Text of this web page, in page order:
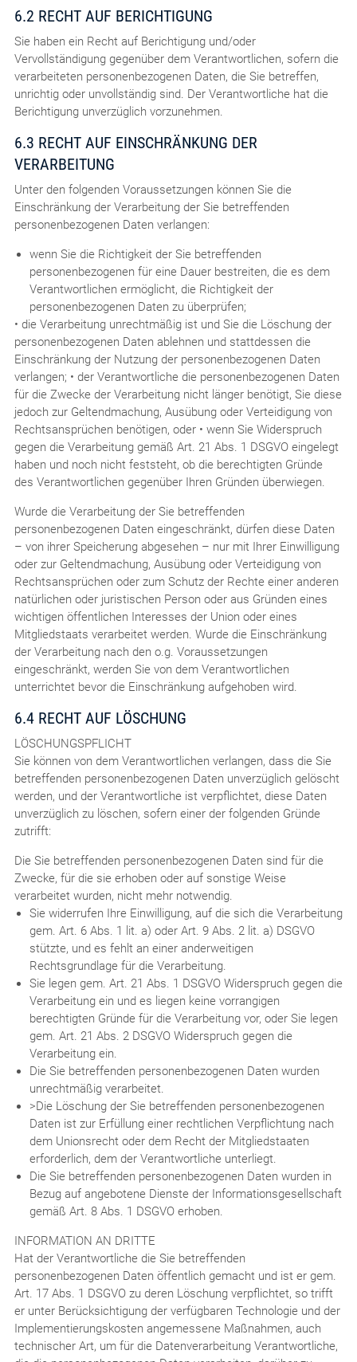
6.2 RECHT AUF BERICHTIGUNG
Sie haben ein Recht auf Berichtigung und/oder
Vervollständigung gegenüber dem Verantwortlichen, sofern die
verarbeiteten personenbezogenen Daten, die Sie betreffen,
unrichtig oder unvollständig sind. Der Verantwortliche hat die
Berichtigung unverzüglich vorzunehmen.
6.3 RECHT AUF EINSCHRÄNKUNG DER
VERARBEITUNG
Unter den folgenden Voraussetzungen können Sie die
Einschränkung der Verarbeitung der Sie betreffenden
personenbezogenen Daten verlangen:
wenn Sie die Richtigkeit der Sie betreffenden
personenbezogenen für eine Dauer bestreiten, die es dem
Verantwortlichen ermöglicht, die Richtigkeit der
personenbezogenen Daten zu überprüfen;
• die Verarbeitung unrechtmäßig ist und Sie die Löschung der
personenbezogenen Daten ablehnen und stattdessen die
Einschränkung der Nutzung der personenbezogenen Daten
verlangen; • der Verantwortliche die personenbezogenen Daten
für die Zwecke der Verarbeitung nicht länger benötigt, Sie diese
jedoch zur Geltendmachung, Ausübung oder Verteidigung von
Rechtsansprüchen benötigen, oder • wenn Sie Widerspruch
gegen die Verarbeitung gemäß Art. 21 Abs. 1 DSGVO eingelegt
haben und noch nicht feststeht, ob die berechtigten Gründe
des Verantwortlichen gegenüber Ihren Gründen überwiegen.
Wurde die Verarbeitung der Sie betreffenden
personenbezogenen Daten eingeschränkt, dürfen diese Daten
– von ihrer Speicherung abgesehen – nur mit Ihrer Einwilligung
oder zur Geltendmachung, Ausübung oder Verteidigung von
Rechtsansprüchen oder zum Schutz der Rechte einer anderen
natürlichen oder juristischen Person oder aus Gründen eines
wichtigen öffentlichen Interesses der Union oder eines
Mitgliedstaats verarbeitet werden. Wurde die Einschränkung
der Verarbeitung nach den o.g. Voraussetzungen
eingeschränkt, werden Sie von dem Verantwortlichen
unterrichtet bevor die Einschränkung aufgehoben wird.
6.4 RECHT AUF LÖSCHUNG
LÖSCHUNGSPFLICHT
Sie können von dem Verantwortlichen verlangen, dass die Sie
betreffenden personenbezogenen Daten unverzüglich gelöscht
werden, und der Verantwortliche ist verpflichtet, diese Daten
unverzüglich zu löschen, sofern einer der folgenden Gründe
zutrifft:
Die Sie betreffenden personenbezogenen Daten sind für die
Zwecke, für die sie erhoben oder auf sonstige Weise
verarbeitet wurden, nicht mehr notwendig.
Sie widerrufen Ihre Einwilligung, auf die sich die Verarbeitung
gem. Art. 6 Abs. 1 lit. a) oder Art. 9 Abs. 2 lit. a) DSGVO
stützte, und es fehlt an einer anderweitigen
Rechtsgrundlage für die Verarbeitung.
Sie legen gem. Art. 21 Abs. 1 DSGVO Widerspruch gegen die
Verarbeitung ein und es liegen keine vorrangigen
berechtigten Gründe für die Verarbeitung vor, oder Sie legen
gem. Art. 21 Abs. 2 DSGVO Widerspruch gegen die
Verarbeitung ein.
Die Sie betreffenden personenbezogenen Daten wurden
unrechtmäßig verarbeitet.
>Die Löschung der Sie betreffenden personenbezogenen
Daten ist zur Erfüllung einer rechtlichen Verpflichtung nach
dem Unionsrecht oder dem Recht der Mitgliedstaaten
erforderlich, dem der Verantwortliche unterliegt.
Die Sie betreffenden personenbezogenen Daten wurden in
Bezug auf angebotene Dienste der Informationsgesellschaft
gemäß Art. 8 Abs. 1 DSGVO erhoben.
INFORMATION AN DRITTE
Hat der Verantwortliche die Sie betreffenden
personenbezogenen Daten öffentlich gemacht und ist er gem.
Art. 17 Abs. 1 DSGVO zu deren Löschung verpflichtet, so trifft
er unter Berücksichtigung der verfügbaren Technologie und der
Implementierungskosten angemessene Maßnahmen, auch
technischer Art, um für die Datenverarbeitung Verantwortliche,